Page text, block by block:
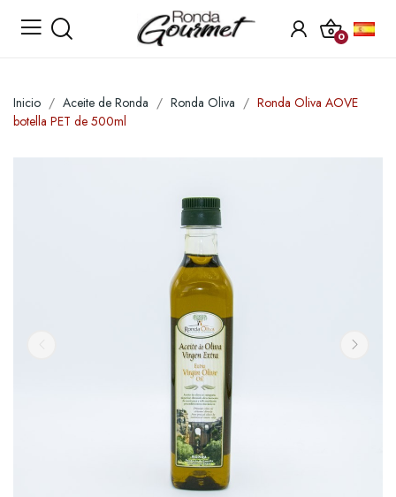
0
Inicio Aceite de Ronda Ronda Oliva
Ronda Oliva AOVE
botella PET de 500ml